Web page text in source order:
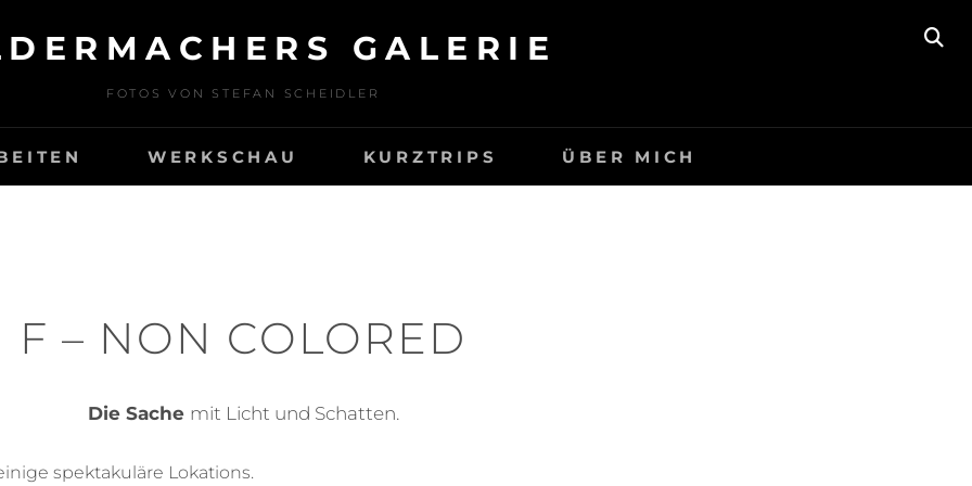
GALERIE
FOTOS VON STEFAN SCHEIDLER
WERKSCHAU KURZTRIPS ÜBER MICH
F – NON COLORED
Die Sache mit Licht und Schatten.
spektakuläre Lokations.